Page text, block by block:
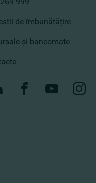
de îmbunătățire
și bancomate